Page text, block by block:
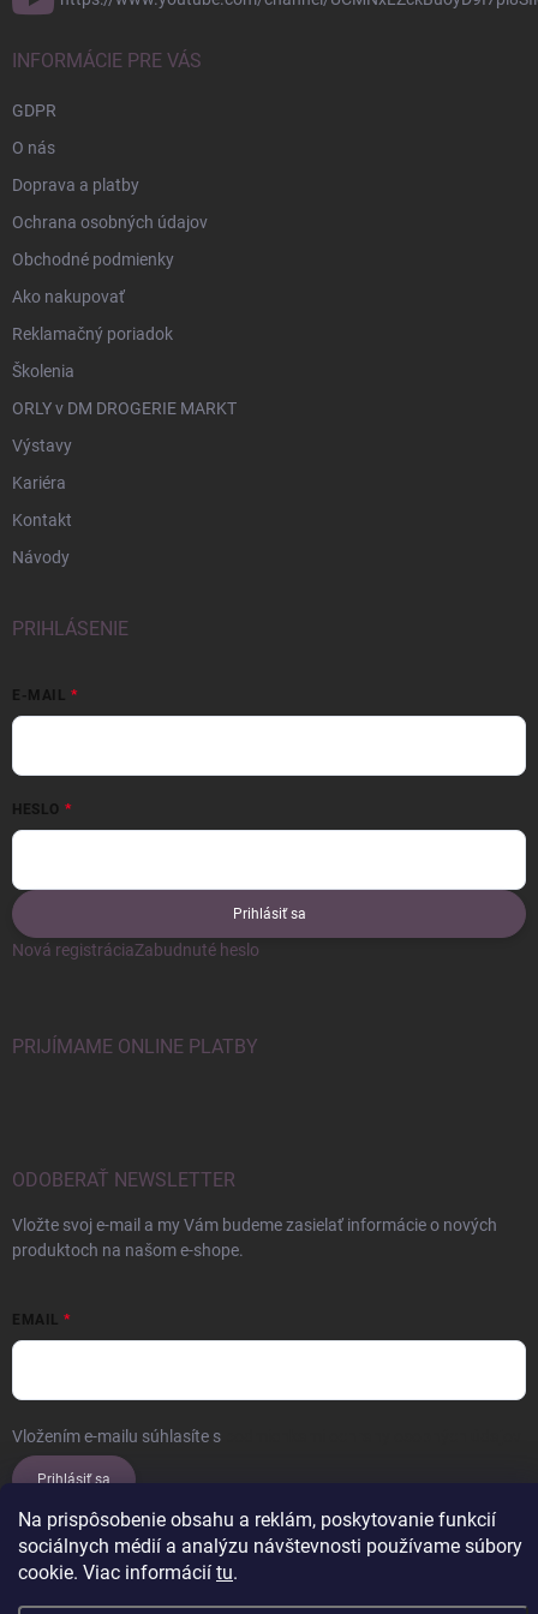
Na prispôsobenie obsahu a reklám, poskytovanie funkcií
sociálnych médií a analýzu návštevnosti používame súbory
cookie. Viac informácií tu.
INFORMÁCIE PRE VÁS
GDPR
O nás
Doprava a platby
Ochrana osobných údajov
Obchodné podmienky
Ako nakupovať
Reklamačný poriadok
Školenia
ORLY v DM DROGERIE MARKT
Výstavy
Kariéra
Kontakt
Návody
PRIHLÁSENIE
E-MAIL
HESLO
Prihlásiť sa
Nová registráciaZabudnuté heslo
PRIJÍMAME ONLINE PLATBY
ODOBERAŤ NEWSLETTER
Vložte svoj e-mail a my Vám budeme zasielať informácie o nových
produktoch na našom e-shope.
EMAIL
Vložením e-mailu súhlasíte s
Prihlásiť sa